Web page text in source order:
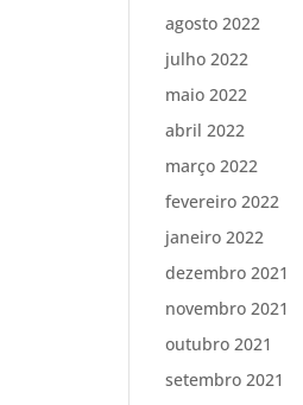
agosto 2022
julho 2022
maio 2022
abril 2022
março 2022
fevereiro 2022
janeiro 2022
dezembro 2021
novembro 2021
outubro 2021
setembro 2021